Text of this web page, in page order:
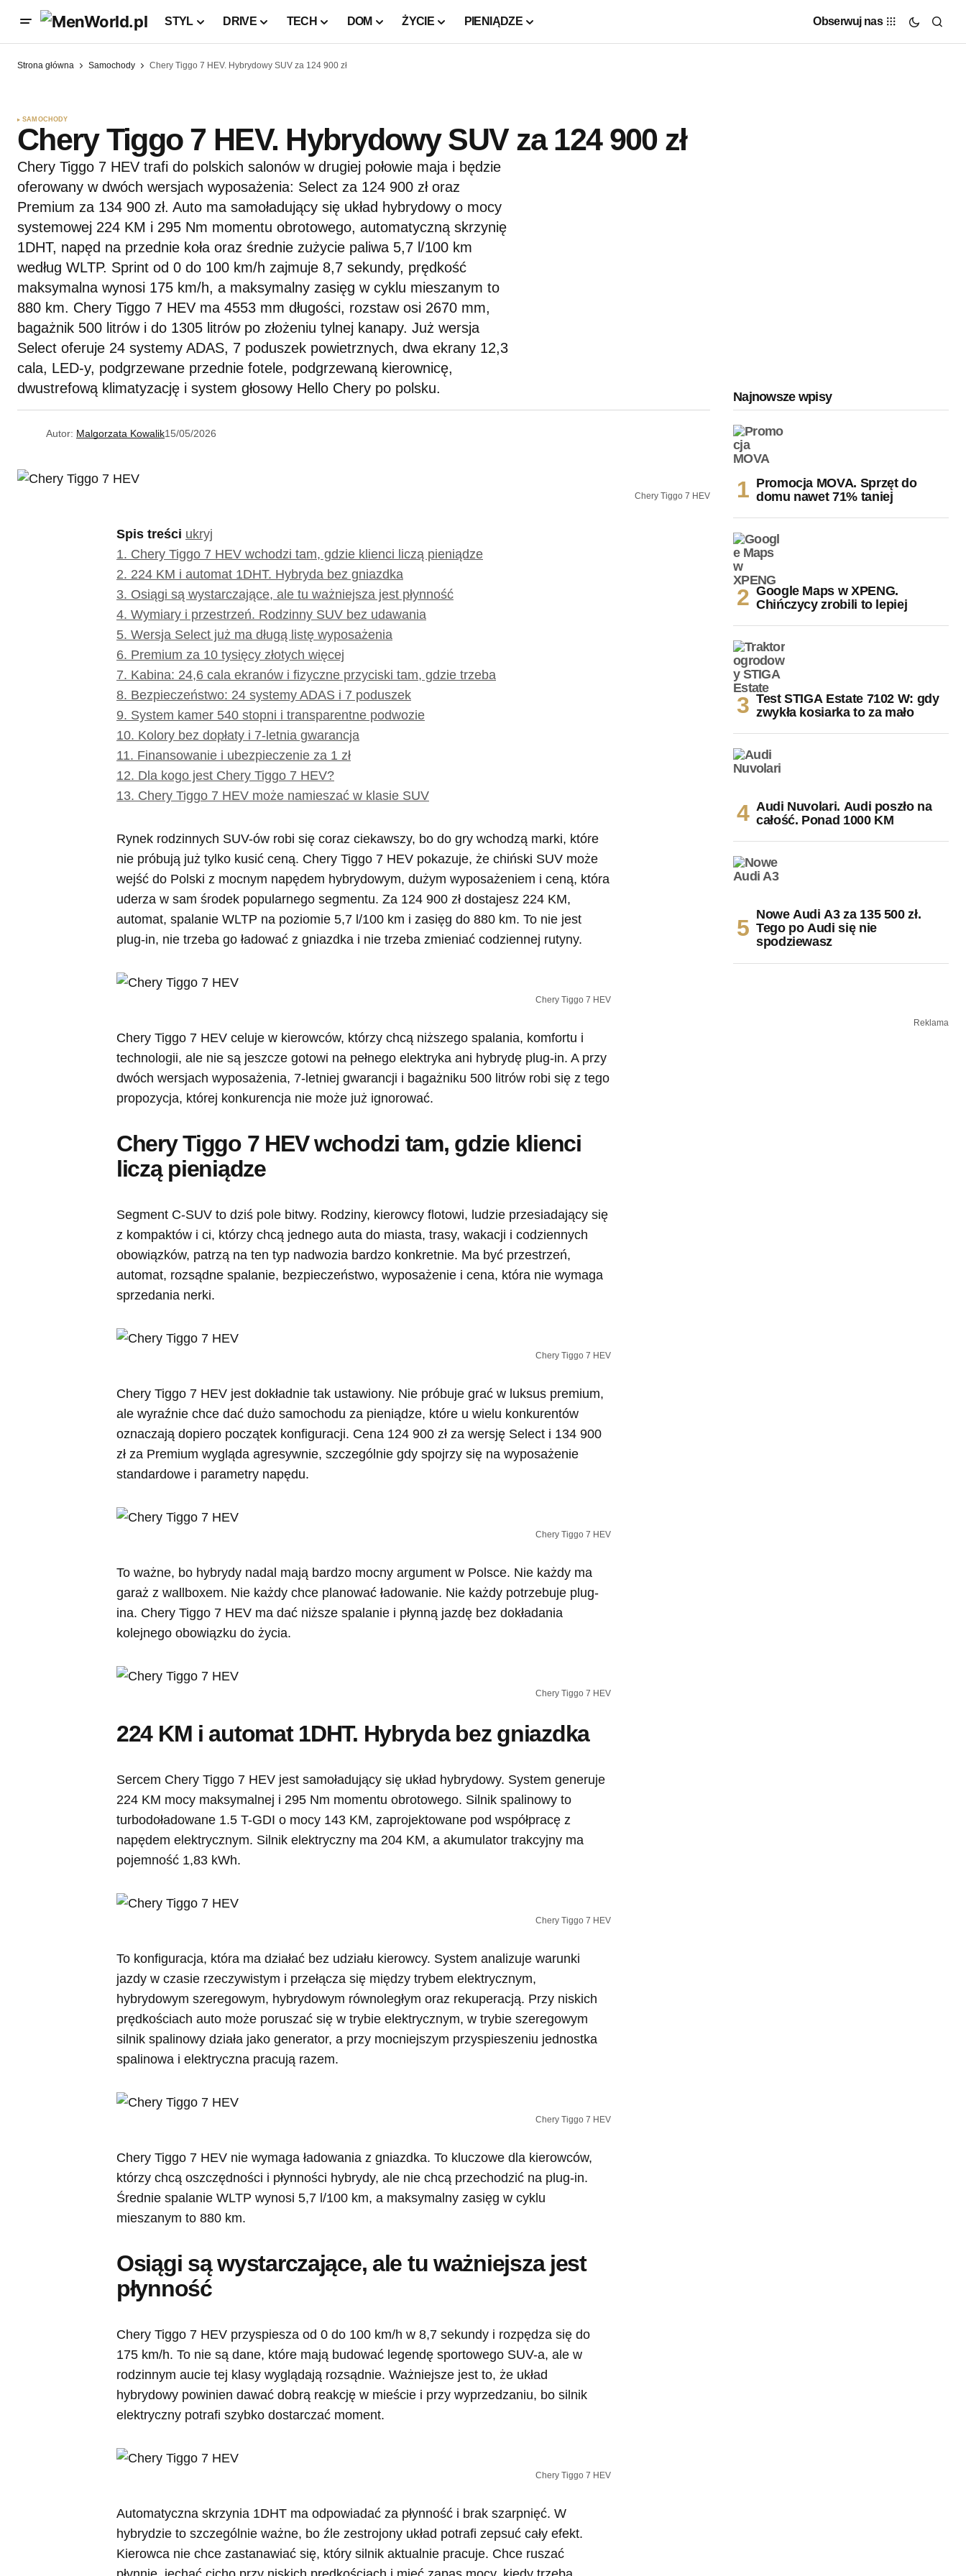
STYL DRIVE TECH DOM ŻYCIE PIENIĄDZE Obserwuj nas
Strona główna Samochody Chery Tiggo 7 HEV. Hybrydowy SUV za 124 900 zł
SAMOCHODY
Chery Tiggo 7 HEV. Hybrydowy SUV za 124 900 zł
Chery Tiggo 7 HEV trafi do polskich salonów w drugiej połowie maja i będzie
oferowany w dwóch wersjach wyposażenia: Select za 124 900 zł oraz
Premium za 134 900 zł. Auto ma samoładujący się układ hybrydowy o mocy
systemowej 224 KM i 295 Nm momentu obrotowego, automatyczną skrzynię
1DHT, napęd na przednie koła oraz średnie zużycie paliwa 5,7 l/100 km
według WLTP. Sprint od 0 do 100 km/h zajmuje 8,7 sekundy, prędkość
maksymalna wynosi 175 km/h, a maksymalny zasięg w cyklu mieszanym to
880 km. Chery Tiggo 7 HEV ma 4553 mm długości, rozstaw osi 2670 mm,
bagażnik 500 litrów i do 1305 litrów po złożeniu tylnej kanapy. Już wersja
Select oferuje 24 systemy ADAS, 7 poduszek powietrznych, dwa ekrany 12,3
cala, LED-y, podgrzewane przednie fotele, podgrzewaną kierownicę,
dwustrefową klimatyzację i system głosowy Hello Chery po polsku.
Autor: Malgorzata Kowalik15/05/2026
Chery Tiggo 7 HEV
Spis treści ukryj
1. Chery Tiggo 7 HEV wchodzi tam, gdzie klienci liczą pieniądze
2. 224 KM i automat 1DHT. Hybryda bez gniazdka
3. Osiągi są wystarczające, ale tu ważniejsza jest płynność
4. Wymiary i przestrzeń. Rodzinny SUV bez udawania
5. Wersja Select już ma długą listę wyposażenia
6. Premium za 10 tysięcy złotych więcej
7. Kabina: 24,6 cala ekranów i fizyczne przyciski tam, gdzie trzeba
8. Bezpieczeństwo: 24 systemy ADAS i 7 poduszek
9. System kamer 540 stopni i transparentne podwozie
10. Kolory bez dopłaty i 7-letnia gwarancja
11. Finansowanie i ubezpieczenie za 1 zł
12. Dla kogo jest Chery Tiggo 7 HEV?
13. Chery Tiggo 7 HEV może namieszać w klasie SUV
Rynek rodzinnych SUV-ów robi się coraz ciekawszy, bo do gry wchodzą marki, które
nie próbują już tylko kusić ceną. Chery Tiggo 7 HEV pokazuje, że chiński SUV może
wejść do Polski z mocnym napędem hybrydowym, dużym wyposażeniem i ceną, która
uderza w sam środek popularnego segmentu. Za 124 900 zł dostajesz 224 KM,
automat, spalanie WLTP na poziomie 5,7 l/100 km i zasięg do 880 km. To nie jest
plug-in, nie trzeba go ładować z gniazdka i nie trzeba zmieniać codziennej rutyny.
Chery Tiggo 7 HEV
Chery Tiggo 7 HEV celuje w kierowców, którzy chcą niższego spalania, komfortu i
technologii, ale nie są jeszcze gotowi na pełnego elektryka ani hybrydę plug-in. A przy
dwóch wersjach wyposażenia, 7-letniej gwarancji i bagażniku 500 litrów robi się z tego
propozycja, której konkurencja nie może już ignorować.
Chery Tiggo 7 HEV wchodzi tam, gdzie klienci
liczą pieniądze
Segment C-SUV to dziś pole bitwy. Rodziny, kierowcy flotowi, ludzie przesiadający się
z kompaktów i ci, którzy chcą jednego auta do miasta, trasy, wakacji i codziennych
obowiązków, patrzą na ten typ nadwozia bardzo konkretnie. Ma być przestrzeń,
automat, rozsądne spalanie, bezpieczeństwo, wyposażenie i cena, która nie wymaga
sprzedania nerki.
Chery Tiggo 7 HEV
Chery Tiggo 7 HEV jest dokładnie tak ustawiony. Nie próbuje grać w luksus premium,
ale wyraźnie chce dać dużo samochodu za pieniądze, które u wielu konkurentów
oznaczają dopiero początek konfiguracji. Cena 124 900 zł za wersję Select i 134 900
zł za Premium wygląda agresywnie, szczególnie gdy spojrzy się na wyposażenie
standardowe i parametry napędu.
Chery Tiggo 7 HEV
To ważne, bo hybrydy nadal mają bardzo mocny argument w Polsce. Nie każdy ma
garaż z wallboxem. Nie każdy chce planować ładowanie. Nie każdy potrzebuje plug-
ina. Chery Tiggo 7 HEV ma dać niższe spalanie i płynną jazdę bez dokładania
kolejnego obowiązku do życia.
Chery Tiggo 7 HEV
224 KM i automat 1DHT. Hybryda bez gniazdka
Sercem Chery Tiggo 7 HEV jest samoładujący się układ hybrydowy. System generuje
224 KM mocy maksymalnej i 295 Nm momentu obrotowego. Silnik spalinowy to
turbodoładowane 1.5 T-GDI o mocy 143 KM, zaprojektowane pod współpracę z
napędem elektrycznym. Silnik elektryczny ma 204 KM, a akumulator trakcyjny ma
pojemność 1,83 kWh.
Chery Tiggo 7 HEV
To konfiguracja, która ma działać bez udziału kierowcy. System analizuje warunki
jazdy w czasie rzeczywistym i przełącza się między trybem elektrycznym,
hybrydowym szeregowym, hybrydowym równoległym oraz rekuperacją. Przy niskich
prędkościach auto może poruszać się w trybie elektrycznym, w trybie szeregowym
silnik spalinowy działa jako generator, a przy mocniejszym przyspieszeniu jednostka
spalinowa i elektryczna pracują razem.
Chery Tiggo 7 HEV
Chery Tiggo 7 HEV nie wymaga ładowania z gniazdka. To kluczowe dla kierowców,
którzy chcą oszczędności i płynności hybrydy, ale nie chcą przechodzić na plug-in.
Średnie spalanie WLTP wynosi 5,7 l/100 km, a maksymalny zasięg w cyklu
mieszanym to 880 km.
Osiągi są wystarczające, ale tu ważniejsza jest
płynność
Chery Tiggo 7 HEV przyspiesza od 0 do 100 km/h w 8,7 sekundy i rozpędza się do
175 km/h. To nie są dane, które mają budować legendę sportowego SUV-a, ale w
rodzinnym aucie tej klasy wyglądają rozsądnie. Ważniejsze jest to, że układ
hybrydowy powinien dawać dobrą reakcję w mieście i przy wyprzedzaniu, bo silnik
elektryczny potrafi szybko dostarczać moment.
Chery Tiggo 7 HEV
Automatyczna skrzynia 1DHT ma odpowiadać za płynność i brak szarpnięć. W
hybrydzie to szczególnie ważne, bo źle zestrojony układ potrafi zepsuć cały efekt.
Kierowca nie chce zastanawiać się, który silnik aktualnie pracuje. Chce ruszać
Najnowsze wpisy
Promocja MOVA. Sprzęt do
domu nawet 71% taniej
Google Maps w XPENG.
Chińczycy zrobili to lepiej
Test STIGA Estate 7102 W: gdy
zwykła kosiarka to za mało
Audi Nuvolari. Audi poszło na
całość. Ponad 1000 KM
Nowe Audi A3 za 135 500 zł.
Tego po Audi się nie
spodziewasz
Reklama